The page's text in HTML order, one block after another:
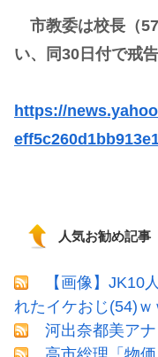
市教委は校長（
い、同30日付で戒
https://
人気お勧め記事
【画像】JK10
れたイケおじ(54)
河出奈都美ア